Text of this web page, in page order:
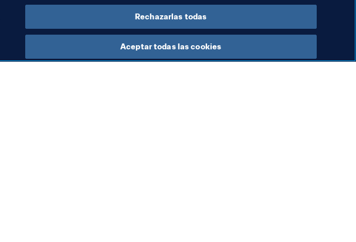
Rechazarlas todas
Aceptar todas las cookies